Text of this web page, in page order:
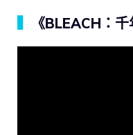
《BLEACH：